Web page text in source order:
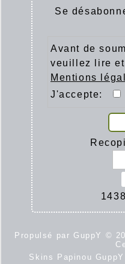
Se
Avant de
veuillez lire
Mentions
J'accepte:
Propulsé par GuppY ©
Skins Papinou